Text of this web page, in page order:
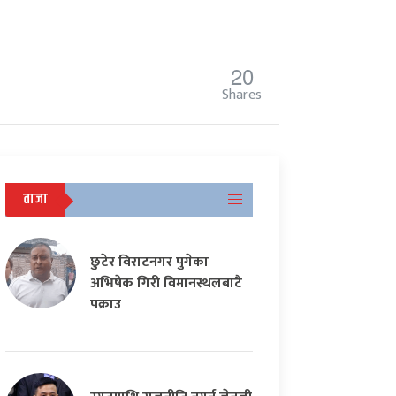
20
Shares
ताजा
छुटेर विराटनगर पुगेका
अभिषेक गिरी विमानस्थलबाटै
पक्राउ